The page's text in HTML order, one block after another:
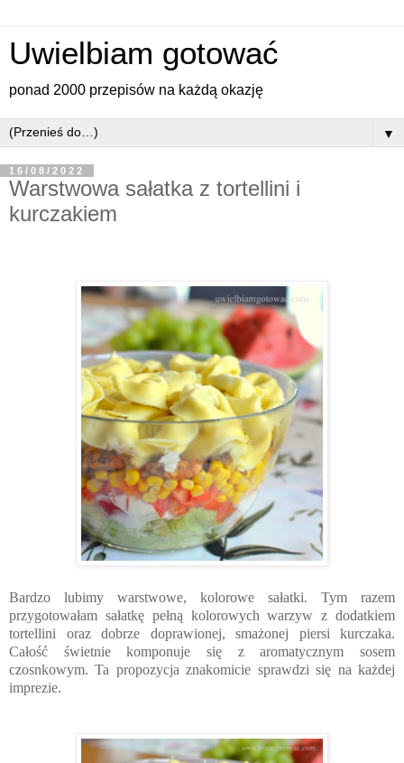
Uwielbiam gotować
ponad 2000 przepisów na każdą okazję
▼
16/08/2022
Warstwowa sałatka z tortellini i
kurczakiem
Bardzo lubimy warstwowe, kolorowe sałatki. Tym razem
przygotowałam sałatkę pełną kolorowych warzyw z dodatkiem
tortellini oraz dobrze doprawionej, smażonej piersi kurczaka.
Całość świetnie komponuje się z aromatycznym sosem
czosnkowym. Ta propozycja znakomicie sprawdzi się na każdej
imprezie.